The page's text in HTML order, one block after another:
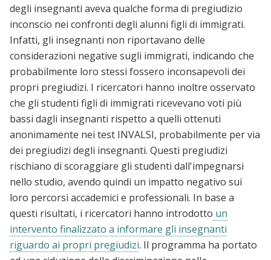
degli insegnanti aveva qualche forma di pregiudizio
inconscio nei confronti degli alunni figli di immigrati.
Infatti, gli insegnanti non riportavano delle
considerazioni negative sugli immigrati, indicando che
probabilmente loro stessi fossero inconsapevoli dei
propri pregiudizi. I ricercatori hanno inoltre osservato
che gli studenti figli di immigrati ricevevano voti più
bassi dagli insegnanti rispetto a quelli ottenuti
anonimamente nei test INVALSI, probabilmente per via
dei pregiudizi degli insegnanti. Questi pregiudizi
rischiano di scoraggiare gli studenti dall'impegnarsi
nello studio, avendo quindi un impatto negativo sui
loro percorsi accademici e professionali. In base a
questi risultati, i ricercatori hanno introdotto un
intervento finalizzato a informare gli insegnanti
riguardo ai propri pregiudizi. Il programma ha portato